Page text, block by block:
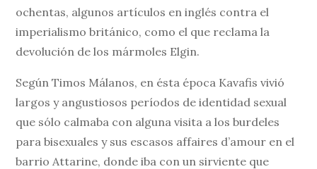
ochentas, algunos artículos en inglés contra el
imperialismo británico, como el que reclama la
devolución de los mármoles Elgin.
Según Timos Málanos, en ésta época Kavafis vivió
largos y angustiosos períodos de identidad sexual
que sólo calmaba con alguna visita a los burdeles
para bisexuales y sus escasos affaires d’amour en el
barrio Attarine, donde iba con un sirviente que